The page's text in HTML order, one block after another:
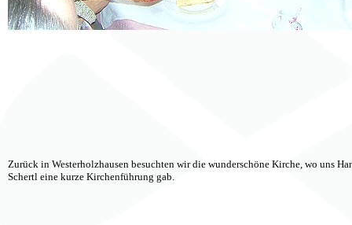
Zurück in Westerholzhausen besuchten wir die wunderschöne Kirche, wo uns
Schertl eine kurze Kirchenführung gab.